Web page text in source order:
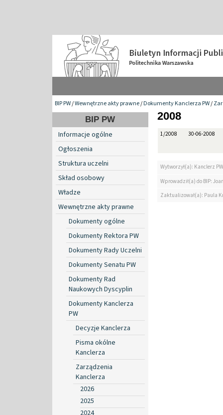
BIP PW/Wewnętrzne akty prawne/Dokumenty Kanclerza PW/
BIP PW
Informacje ogólne
Ogłoszenia
Struktura uczelni
Skład osobowy
Władze
Wewnętrzne akty prawne
Dokumenty ogólne
Dokumenty Rektora PW
Dokumenty Rady Uczelni
Dokumenty Senatu PW
Dokumenty Rad
Naukowych Dyscyplin
Dokumenty Kanclerza
PW
Decyzje Kanclerza
Pisma okólne
Kanclerza
Zarządzenia
Kanclerza
2026
2025
2024
2008
1/2008 30-06-2008
Wytworzył(a): Kanclerz PW
Wprowadził(a) do BIP:
Zaktualizował(a): Paula